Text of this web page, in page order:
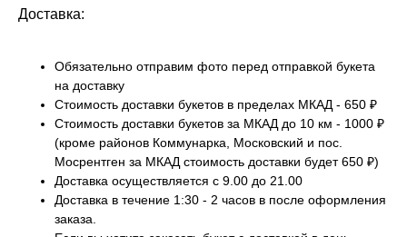
Доставка:
Обязательно отправим фото перед отправкой букета
на доставку
Стоимость доставки букетов в пределах МКАД - 650 ₽
Стоимость доставки букетов за МКАД до 10 км - 1000 ₽
(кроме районов Коммунарка, Московский и пос.
Мосрентген за МКАД стоимость доставки будет 650 ₽)
Доставка осуществляется c 9.00 до 21.00
Доставка в течение 1:30 - 2 часов в после оформления
заказа.